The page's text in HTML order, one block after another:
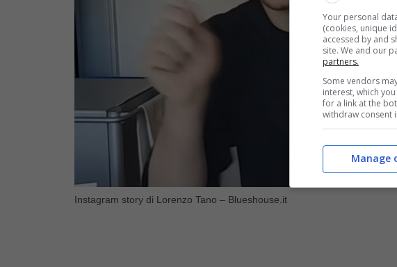
Instagram story di Lorenzo Tano – Blueshouse.it
Your personal
(cookies, unique
accessed by and
site. We and our
partners.
Some vendors
interest, which
for a link at the
withdraw consent
Manage